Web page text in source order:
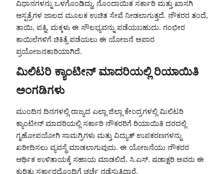
ವಿಧಾನಗಳನ್ನು ಒಳಗೊಂಡಿದ್ದು, ನೊಂದಾಯಿತ ಸರ್ಕಾರಿ ಮತ್ತು ಖಾಸಗಿ
ಆಸ್ಪತ್ರೆಗಳ ಜಾಲದ ಮೂಲಕ ಉಚಿತ ಸೇವೆ ನೀಡಲಾಗುತ್ತದೆ. ನೌಕರರ ತಂದೆ,
ತಾಯಿ, ಪತ್ನಿ, ಮಕ್ಕಳು ಈ ಸೌಲಭ್ಯವನ್ನು ಪಡೆಯಬಹುದು. ಗಂಭೀರ
ಕಾಯಿಲೆಗಳಿಗೆ ಚಿಕಿತ್ಸೆ ಪಡೆಯಲು ಈ ಯೋಜನೆ ಅಪಾರ
ಪ್ರಯೋಜನಕಾರಿಯಾಗಿದೆ.
ಮಿಲಿಟರಿ ಕ್ಯಾಂಟೀನ್ ಮಾದರಿಯಲ್ಲಿ ರಿಯಾಯಿತಿ
ಅಂಗಡಿಗಳು
ಮುಂದಿನ ದಿನಗಳಲ್ಲಿ ರಾಜ್ಯದ ಎಲ್ಲಾ ಜಿಲ್ಲಾ ಕೇಂದ್ರಗಳಲ್ಲಿ ಮಿಲಿಟರಿ
ಕ್ಯಾಂಟೀನ್ ಮಾದರಿಯಲ್ಲಿ ಸರ್ಕಾರಿ ನೌಕರರಿಗೆ ರಿಯಾಯಿತಿ ದರದಲ್ಲಿ
ಗೃಹೋಪಯೋಗಿ ಸಾಮಗ್ರಿಗಳು ಮತ್ತು ವಿದ್ಯುತ್ ಉಪಕರಣಗಳನ್ನು
ಖರೀದಿಸಲು ವ್ಯವಸ್ಥೆ ಮಾಡಲಾಗುವುದು. ಈ ಯೋಜನೆಯು ನೌಕರರ
ಆರ್ಥಿಕ ಉಳಿತಾಯಕ್ಕೆ ಸಹಾಯ ಮಾಡಲಿದೆ. ಸಿ.ಎಸ್. ಷಡಾಕ್ಷರಿ ಅವರು ಈ
ಕುರಿತು ಸರ್ಕಾರದೊಂದಿಗೆ ಚರ್ಚೆ ನಡೆಸುತ್ತಿದ್ದಾರೆ.